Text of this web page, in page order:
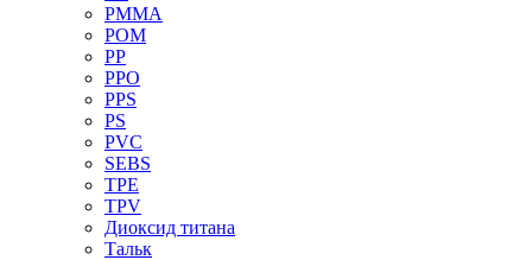
PMMA
POM
PP
PPO
PPS
PS
PVC
SEBS
TPE
TPV
Диоксид титана
Тальк